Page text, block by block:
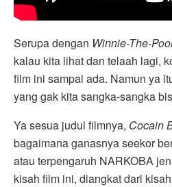
Serupa dengan Winnie-The-
kalau kita lihat dan telaah lagi,
film ini sampai ada. Namun ya
yang gak kita sangka-sangka
Ya sesua judul filmnya, Cocain
bagaimana ganasnya seekor
atau terpengaruh NARKOBA
kisah film ini, diangkat dari